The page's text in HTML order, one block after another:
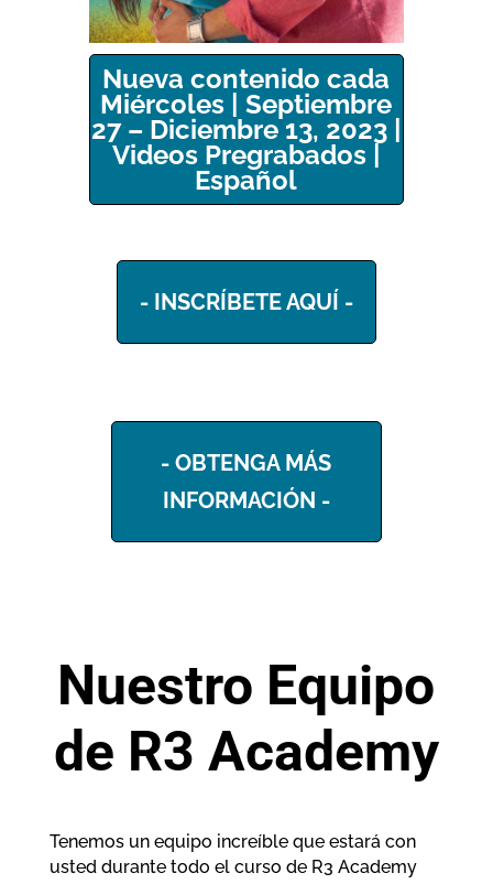
Nueva contenido cada
Miércoles | Septiembre
27 – Diciembre 13, 2023 |
Videos Pregrabados |
Español
- INSCRÍBETE AQUÍ -
- OBTENGA MÁS
INFORMACIÓN -
Nuestro Equipo
de R3 Academy
Tenemos un equipo increíble que estará con
usted durante todo el curso de R3 Academy